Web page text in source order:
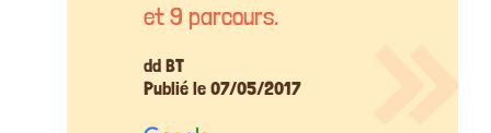
et 9 parcours.
dd BT
Publié le 07/05/2017